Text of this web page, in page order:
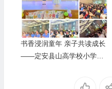
书香浸润童年 亲子共读成长
——定安县山高学校小学部